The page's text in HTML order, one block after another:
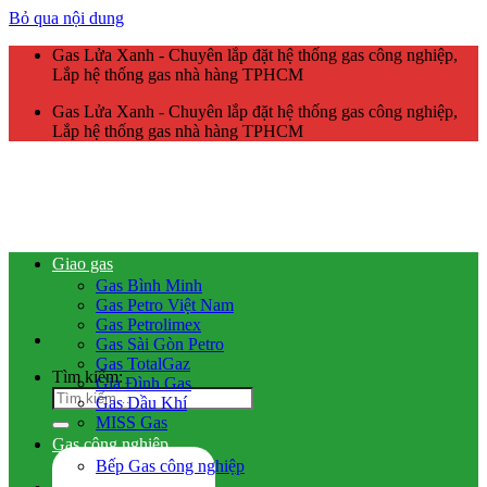
Bỏ qua nội dung
Gas Lửa Xanh - Chuyên lắp đặt hệ thống gas công nghiệp,
Lắp hệ thống gas nhà hàng TPHCM
Gas Lửa Xanh - Chuyên lắp đặt hệ thống gas công nghiệp,
Lắp hệ thống gas nhà hàng TPHCM
Tìm kiếm:
Giao gas
Gas Bình Minh
Gas Petro Việt Nam
Gas Petrolimex
Gas Sài Gòn Petro
Gas TotalGaz
Gia Đình Gas
Gas Dầu Khí
MISS Gas
Gas công nghiệp
Bếp Gas công nghiệp